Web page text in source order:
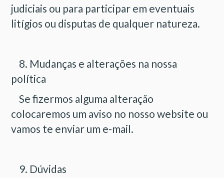
judiciais ou para participar em eventuais
litígios ou disputas de qualquer natureza.
8. Mudanças e alterações na nossa
política
Se fizermos alguma alteração
colocaremos um aviso no nosso website ou
vamos te enviar um e-mail.
9. Dúvidas